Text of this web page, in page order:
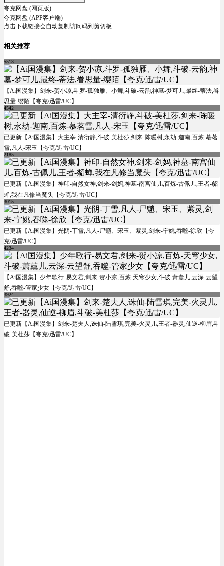
夸克网盘 (网页版)
夸克网盘 (APP客户端)
点击下载链接会自动复制访问码到剪切板
相关推荐
5513
【Ai国漫集】剑来-贺小凉,斗罗-孤独雁、小舞,斗破-云韵,神墓-梦可儿,最终-蒂法,眷
思量-缨陌【夸克/迅雷/UC】
4542
已更新【Ai国漫集】大主宰-清衍静,斗破-美杜莎,剑来-陈暖树,永劫-迦南,百炼-慕茗
雪,凡人-宋玉【夸克/迅雷/UC】
2185
已更新【Ai国漫集】神印-自然女神,剑来-剑妈,神墓-南宫仙儿,百炼-古佩儿,王者-貂
蝉,我在凡修当魔头【夸克/迅雷/UC】
3015
已更新【Ai国漫集】光阴-丁雪,凡人-尸魈、宋玉、紫灵,剑来-宁姚,吞噬-徐欣【夸
克/迅雷/UC】
4234
【Ai国漫集】少年歌行-易文君,剑来-贺小凉,百炼-天穹少女,斗破-萧薰儿,云深-云望
舒,吞噬-管家少女【夸克/迅雷/UC】
3924
已更新【Ai国漫集】剑来-楚夫人,诛仙-陆雪琪,完美-火灵儿,王者-器灵,仙逆-柳眉,斗
破-美杜莎【夸克/迅雷/UC】